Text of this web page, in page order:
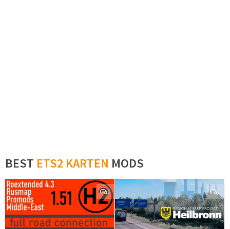
BEST ETS2 KARTEN MODS
0 0